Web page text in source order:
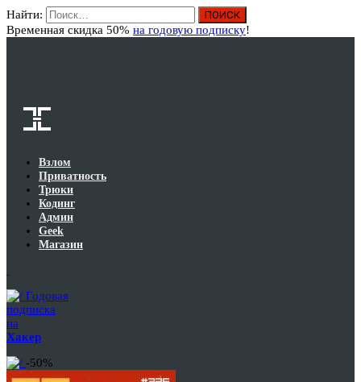
Найти:
Временная скидка 50% на годовую подписку!
Взлом
Приватность
Трюки
Кодинг
Админ
Geek
Магазин
Годовая
подписка
на
Хакер
-50%